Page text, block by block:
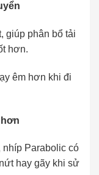
giúp phân bổ tải
hơn.
êm hơn khi đi
nhíp Parabolic có
hay gãy khi sử